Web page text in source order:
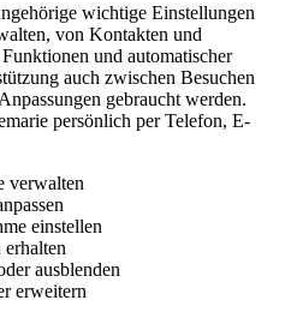
wichtige Einstellungen
von Kontakten und
und automatischer
auch zwischen Besuchen
gebraucht werden.
persönlich per Telefon, E-
verwalten
einstellen
ausblenden
erweitern